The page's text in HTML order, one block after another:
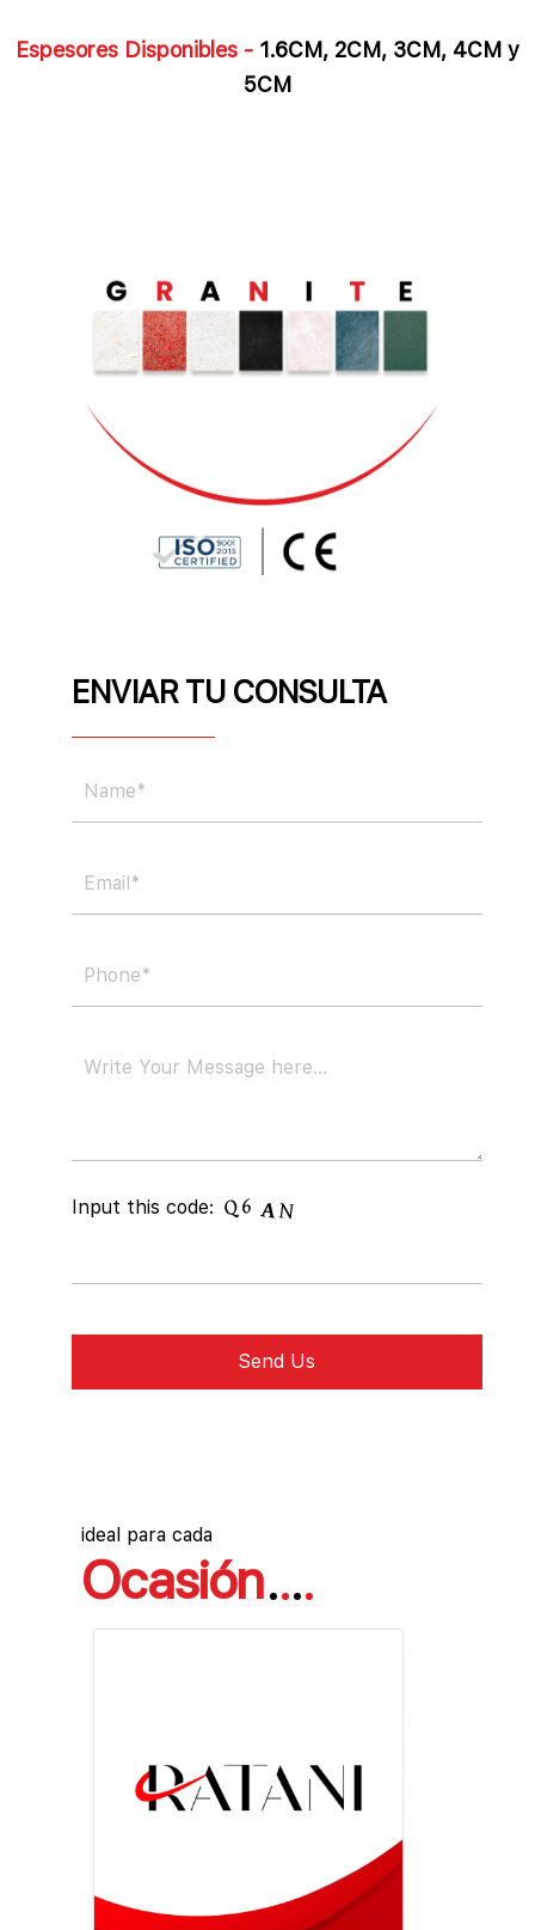
Espesores Disponibles - 1.6CM, 2CM, 3CM, 4CM y
5CM
ENVIAR TU CONSULTA
Input this code:
ideal para cada
Ocasión